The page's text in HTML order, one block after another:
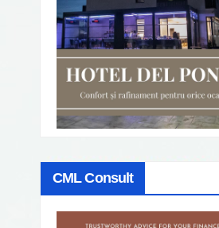
CML Consult